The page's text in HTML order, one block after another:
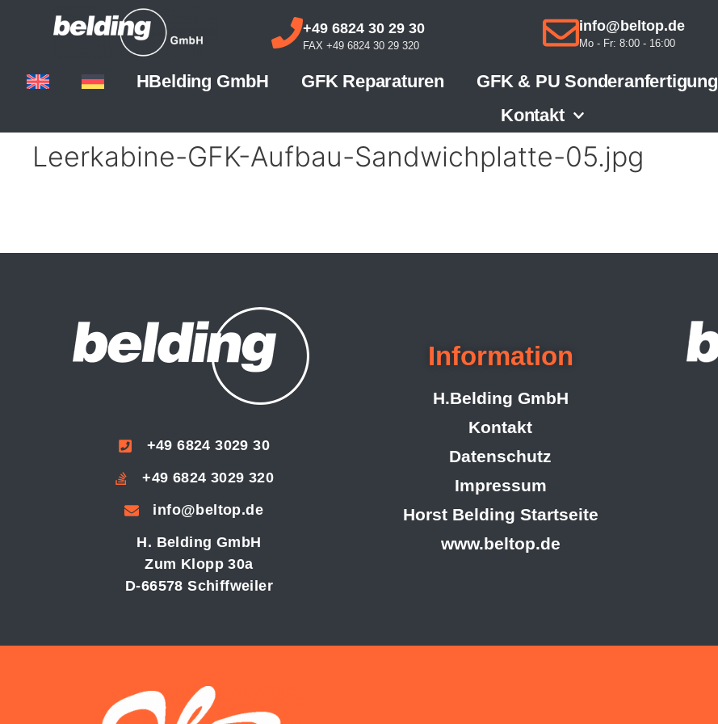
+49 6824 30 29 30
FAX +49 6824 30 29 320
info@beltop.de
Mo - Fr: 8:00 - 16:00
HBelding GmbH GFK Reparaturen GFK & PU Sonderanfertigung
Kontakt
Leerkabine-GFK-Aufbau-Sandwichplatte-05.jpg
+49 6824 3029 30
+49 6824 3029 320
info@beltop.de
H. Belding GmbH
Zum Klopp 30a
D-66578 Schiffweiler
Information
H.Belding GmbH
Kontakt
Datenschutz
Impressum
Horst Belding Startseite
www.beltop.de